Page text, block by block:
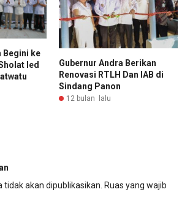
Begini ke
Ied
Gubernur Andra Berikan
Renovasi RTLH Dan IAB di
Sindang Panon
12 bulan lalu
akan dipublikasikan. Ruas yang wajib